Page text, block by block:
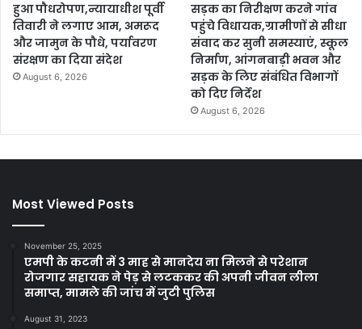
हुआ पौधरोपण,न्यायाधीश पूर्वी
तिवारी ने लगाए आम, अमरूद
और जामुन के पौधे, पर्यावरण
संरक्षण का दिया संदेश
August 6, 2026
सड़क का निरीक्षण करने गांव
पहुंचे विधायक,ग्रामीणों से सीधा
संवाद कर सुनी समस्याएं, स्कूल
निर्माण, आंगनबाड़ी भवन और
सड़क के लिए संबंधित विभागों
को दिए निर्देश
August 6, 2026
Most Viewed Posts
November 25, 2025
एमपी के कटनी में 3 माह से मानदेय ना मिलने से परेशान
रोजगार सहायक ने पेड़ से लटककर की अपनी जीवन लीला
समाप्त, मामले की जांच में जुटी पुलिस
August 31, 2023